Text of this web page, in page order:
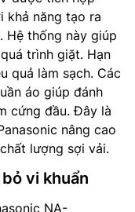
khả năng tạo ra
Hệ thống này giúp
trình giặt. Hạn
quả làm sạch. Các
áo giúp đánh
cứng đầu. Đây là
nâng cao
lượng sợi vải.
vi khuẩn
NA-